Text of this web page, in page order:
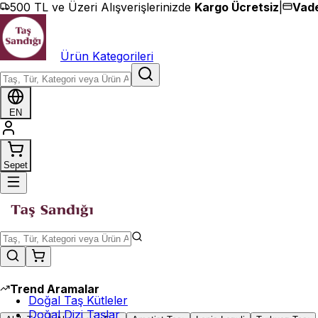
İçeriğe geç
500 TL ve Üzeri Alışverişlerinizde Kargo Ücretsiz
Ürün Kategorileri
EN
Sepet
Trend Aramalar
Doğal Taş Kütleler
Doğal Dizi Taşlar